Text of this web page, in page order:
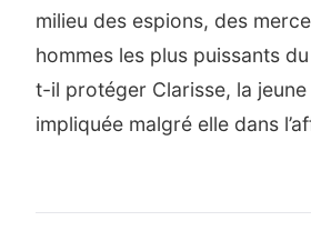
milieu des espions, des
hommes les plus puissants
t-il protéger Clarisse, la
impliquée malgré elle dans